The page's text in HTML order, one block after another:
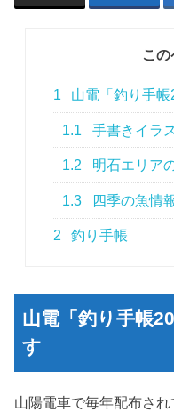
こ
1 山電「釣り手
1.1 手書きイラ
1.2 明石エリア
1.3 四季の魚情
2 釣り手帳
山電「釣り手帳
す
山陽電車で毎年配布さ